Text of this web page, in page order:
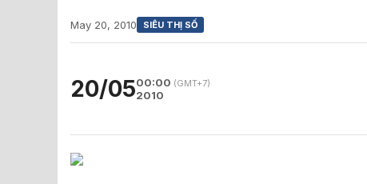
May 20, 2010 SIÊU THỊ SỐ
20/0500:00 (GMT+7)
2010